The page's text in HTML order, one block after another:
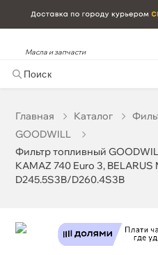
Масла и запчасти
Главная Катало
GOODWILL
Фильтр топливный
KAMAZ 740 Euro 3, BELARUS
D245.5S3B/D260.4S3B
Фильтр топливный
D245.5S3B/D260.4S3B
Бесплатная
Срочная за 2 ч – 399 ₽
Карта